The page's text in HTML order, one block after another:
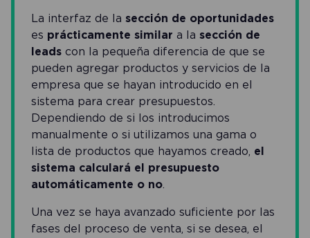
La interfaz de la sección de oportunidades
es prácticamente similar a la sección de
leads con la pequeña diferencia de que se
pueden agregar productos y servicios de la
empresa que se hayan introducido en el
sistema para crear presupuestos.
Dependiendo de si los introducimos
manualmente o si utilizamos una gama o
lista de productos que hayamos creado, el
sistema calculará el presupuesto
automáticamente o no.
Una vez se haya avanzado suficiente por las
fases del proceso de venta, si se desea, el